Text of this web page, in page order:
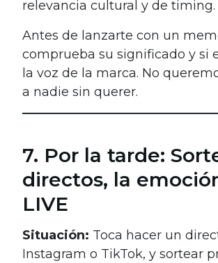
relevancia cultural y de timing.
Antes de lanzarte con un
comprueba su significado y si
la voz de la marca. No
a nadie sin querer.
7. Por la tarde:
directos, la
LIVE
Situación: Toca hacer un
Instagram o TikTok, y sortear